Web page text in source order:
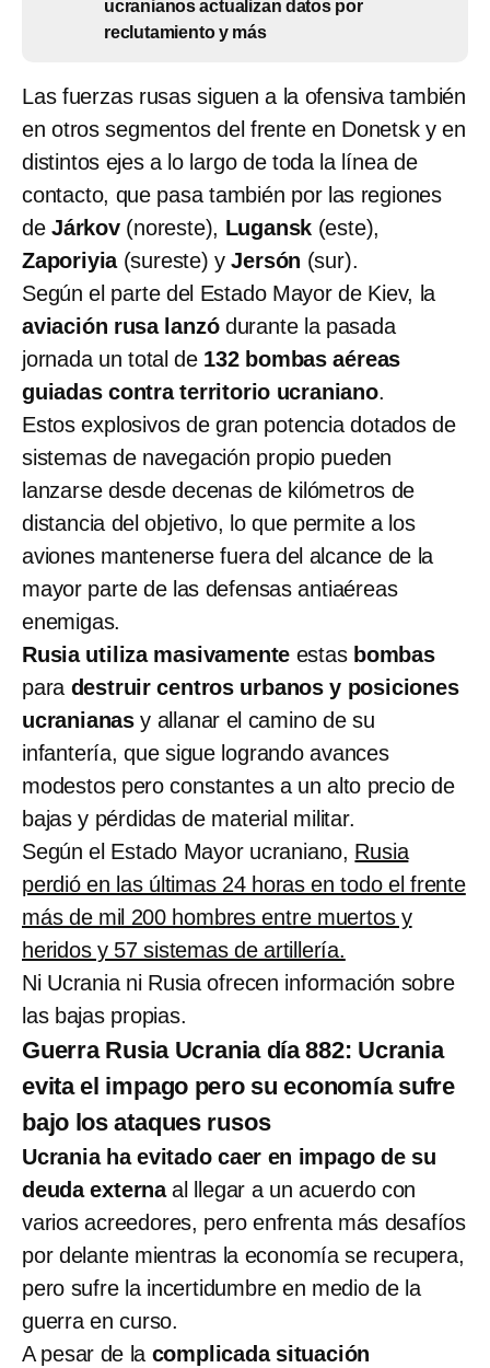
ucranianos actualizan datos por
reclutamiento y más
Las fuerzas rusas siguen a la ofensiva también
en otros segmentos del frente en Donetsk y en
distintos ejes a lo largo de toda la línea de
contacto, que pasa también por las regiones
de Járkov(noreste), Lugansk (este),
Zaporiyia(sureste) yJersón (sur).
Según el parte del Estado Mayor de Kiev, la
aviación rusa lanzódurante la pasada
jornada un total de 132 bombas aéreas
guiadas contra territorio ucraniano.
Estos explosivos de gran potencia dotados de
sistemas de navegación propio pueden
lanzarse desde decenas de kilómetros de
distancia del objetivo, lo que permite a los
aviones mantenerse fuera del alcance de la
mayor parte de las defensas antiaéreas
enemigas.
Rusia utiliza masivamente estas bombas
para destruir centros urbanos y posiciones
ucranianas y allanar el camino de su
infantería, que sigue logrando avances
modestos pero constantes a un alto precio de
bajas y pérdidas de material militar.
Según el Estado Mayor ucraniano, Rusia
perdió en las últimas 24 horas en todo el frente
más de mil 200 hombres entre muertos y
heridos y 57 sistemas de artillería.
Ni Ucrania ni Rusia ofrecen información sobre
las bajas propias.
Guerra Rusia Ucrania día 882: Ucrania
evita el impago pero su economía sufre
bajo los ataques rusos
Ucrania ha evitado caer en impago de su
deuda externaal llegar a un acuerdo con
varios acreedores, pero enfrenta más desafíos
por delante mientras la economía se recupera,
pero sufre la incertidumbre en medio de la
guerra en curso.
A pesar de la complicada situación